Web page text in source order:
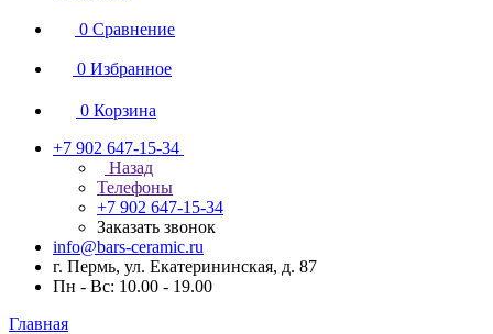
0 Сравнение
0 Избранное
0 Корзина
+7 902 647-15-34
Назад
Телефоны
+7 902 647-15-34
Заказать звонок
info@bars-ceramic.ru
г. Пермь, ул. Екатерининская, д. 87
Пн - Вс: 10.00 - 19.00
Главная